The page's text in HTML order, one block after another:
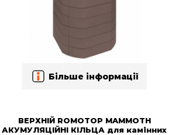
Більше інформації
ВЕРХНІЙ ROMOTOP MAMMOTH
АКУМУЛЯЦІЙНІ КІЛЬЦА для камінних